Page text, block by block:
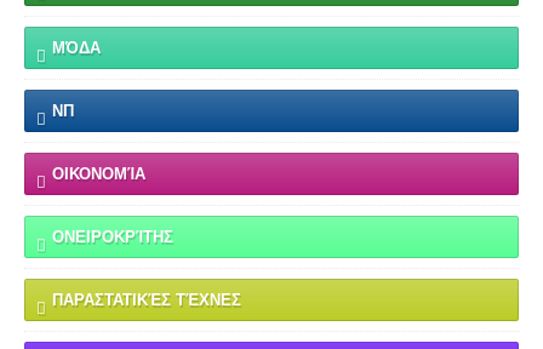
ΜΌΔΑ
ΝΠ
ΟΙΚΟΝΟΜΊΑ
ΟΝΕΙΡΟΚΡΊΤΗΣ
ΠΑΡΑΣΤΑΤΙΚΈΣ ΤΈΧΝΕΣ